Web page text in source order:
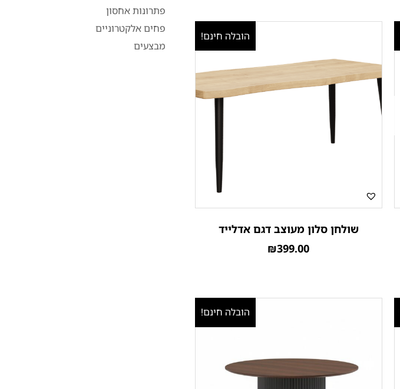
הובלה חינם!
שולחן סלון מעוצב דגם אדלייד
₪399.00
הובלה חינם!
פתרונות אחסון
פחים אלקטרוניים
מבצעים